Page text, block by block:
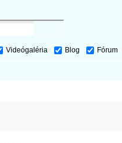
Videógaléria Blog Fórum